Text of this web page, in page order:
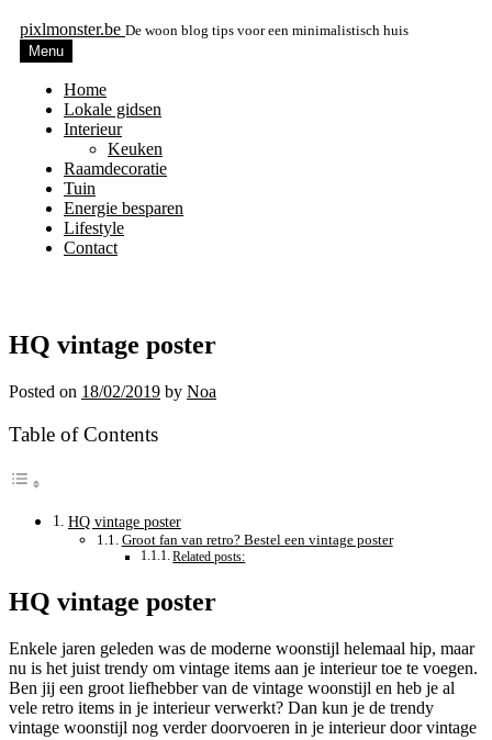
pixlmonster.be De woon blog tips voor een minimalistisch huis
Menu
Home
Lokale gidsen
Interieur
Keuken
Raamdecoratie
Tuin
Energie besparen
Lifestyle
Contact
HQ vintage poster
Posted on 18/02/2019 by Noa
Table of Contents
HQ vintage poster
Groot fan van retro? Bestel een vintage poster
Related posts:
HQ vintage poster
Enkele jaren geleden was de moderne woonstijl helemaal hip, maar
nu is het juist trendy om vintage items aan je interieur toe te voegen.
Ben jij een groot liefhebber van de vintage woonstijl en heb je al
vele retro items in je interieur verwerkt? Dan kun je de trendy
vintage woonstijl nog verder doorvoeren in je interieur door vintage